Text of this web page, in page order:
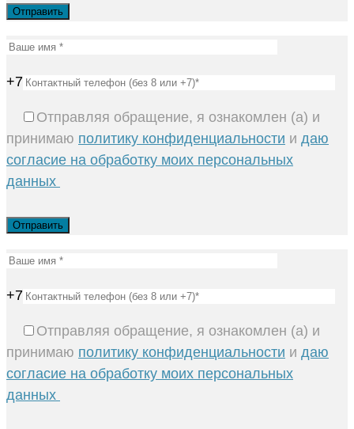
+7
Отправляя обращение, я ознакомлен (а) и
принимаю политику конфиденциальности и даю
согласие на обработку моих персональных
данных
+7
Отправляя обращение, я ознакомлен (а) и
принимаю политику конфиденциальности и даю
согласие на обработку моих персональных
данных